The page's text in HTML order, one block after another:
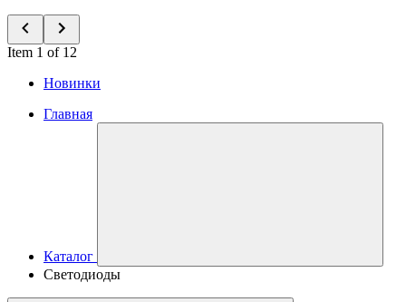
Item 1 of 12
Новинки
Главная
Каталог
Светодиоды